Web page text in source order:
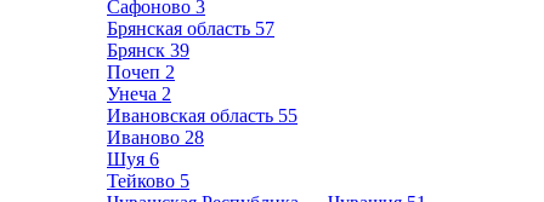
Сафоново 3
Брянская область 57
Брянск 39
Почеп 2
Унеча 2
Ивановская область 55
Иваново 28
Шуя 6
Тейково 5